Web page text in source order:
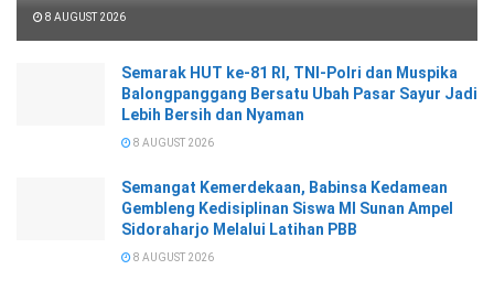
8 AUGUST 2026
Semarak HUT ke-81 RI, TNI-Polri dan Muspika
Balongpanggang Bersatu Ubah Pasar Sayur Jadi
Lebih Bersih dan Nyaman
8 AUGUST 2026
Semangat Kemerdekaan, Babinsa Kedamean
Gembleng Kedisiplinan Siswa MI Sunan Ampel
Sidoraharjo Melalui Latihan PBB
8 AUGUST 2026